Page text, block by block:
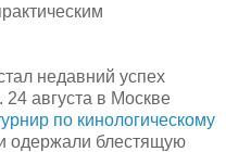
недавний успех
24 августа в Москве
по кинологическому
одержали блестящую